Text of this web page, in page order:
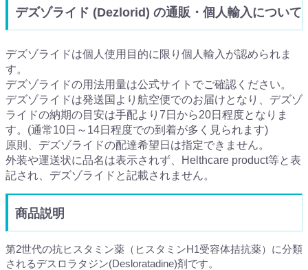
デズゾライド (Dezlorid) の通販・個人輸入について
デズゾライドは個人使用目的に限り個人輸入が認められま
す。
デズゾライドの用法用量は公式サイトでご確認ください。
デズゾライドは発送国より航空便でのお届けとなり、デズゾ
ライドの納期の目安は手配より7日から20日程度となりま
す。(通常10日～14日程度での到着が多く見られます)
原則、デズゾライドの配達希望日は指定できません。
外装や運送状に品名は表示されず、Helthcare product等と表
記され、デズゾライドと記載されません。
商品説明
第2世代の抗ヒスタミン薬（ヒスタミンH1受容体拮抗薬）に分類
されるデスロラタジン(Desloratadine)剤です。